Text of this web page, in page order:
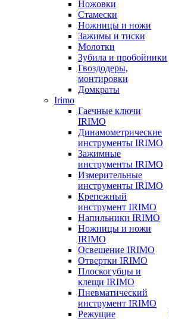
Ножовки
Стамески
Ножницы и ножи
Зажимы и тиски
Молотки
Зубила и пробойники
Гвоздодеры,
монтировки
Домкраты
Irimo
Гаечные ключи
IRIMO
Динамометрические
инструменты IRIMO
Зажимные
инструменты IRIMO
Измерительные
инструменты IRIMO
Крепежный
инструмент IRIMO
Напильники IRIMO
Ножницы и ножи
IRIMO
Освещение IRIMO
Отвертки IRIMO
Плоскогубцы и
клещи IRIMO
Пневматический
инструмент IRIMO
Режущие